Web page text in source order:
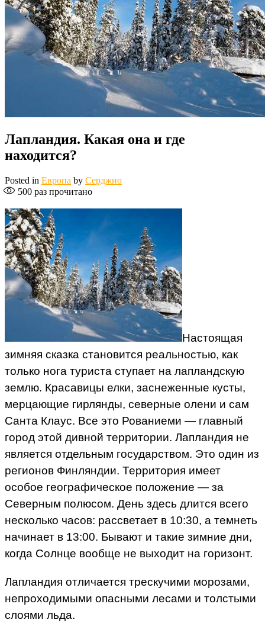
Лапландия. Какая она и где
находится?
Posted in Европа by Серджио
500 раз прочитано
Настоящая
зимняя сказка становится реальностью, как
только нога туриста ступает на лапландскую
землю. Красавицы елки, заснеженные кусты,
мерцающие гирлянды, северные олени и сам
Санта Клаус. Все это Рованиеми — главный
город этой дивной территории. Лапландия не
является отдельным государством. Это один из
регионов Финляндии. Территория имеет
особое географическое положение — за
Северным полюсом. День здесь длится всего
несколько часов: рассветает в 10:30, а темнеть
начинает в 13:00. Бывают и такие зимние дни,
когда Солнце вообще не выходит на горизонт.
Лапландия отличается трескучими морозами,
непроходимыми опасными лесами и толстыми
слоями льда.